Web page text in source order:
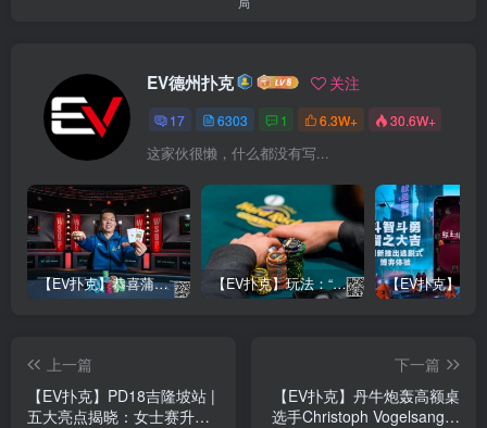
EV德州扑克 关注
17 6303 1 6.3W+ 30.6W+
这家伙很懒，什么都没有写...
【EV扑克】恭喜蒲蔚然赛事#65夺冠，收获国人2023WSOP第六条金手链，奖金93万刀！ 【EV扑克】玩法：“松弱鱼/松凶鱼打法”的基本攻略
上一篇
【EV扑克】PD18吉隆坡站 |
五大亮点揭晓：女士赛升
下一篇
【EV扑克】丹牛炮轰高额桌
选手Christoph Vogelsang：